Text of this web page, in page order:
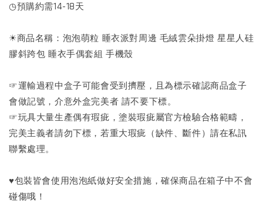
◷預購約需14-18天
☀商品名稱：泡泡萌粒 睡衣派對周邊 毛絨雲朵掛燈 星星人硅
膠斜跨包 睡衣手偶套組 手機殼
☞運輸過程中盒子可能會受到擠壓，且為標示確認商品盒子
會做記號，介意外盒完美者 請不要下標。
☞玩具大量生產偶有瑕疵，塗裝瑕疵屬官方檢驗合格範疇，
完美主義者請勿下標，若重大瑕疵（缺件、斷件）請在私訊
聯繫處理。
♥包裝皆會使用泡泡紙做好安全措施，確保商品在箱子中不會
碰傷哦！